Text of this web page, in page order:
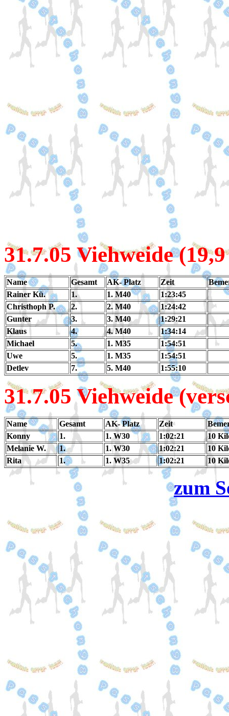
31.7.05 Viehweide
Name Gesamt AK- Platz Zeit
Rainer Kü.
1. 1. M40
1:23:45
Christhoph P.
2. 2. M40
1:24:42
Gunter
3. 3. M40
1:29:21
Klaus
4. 4. M40
1:34:14
Michael
5. 1. M35
1:54:51
Uwe
5. 1. M35
1:54:51
Detlev
7. 5. M40 1:55:10
31.7.05 Viehweide
Name Gesamt AK- Platz Zeit
Konny
1. 1. W30 1:02:21
10
Melanie W.
1. 1. W30 1:02:21
10
Rita
1. 1. W35 1:02:21 10
zum